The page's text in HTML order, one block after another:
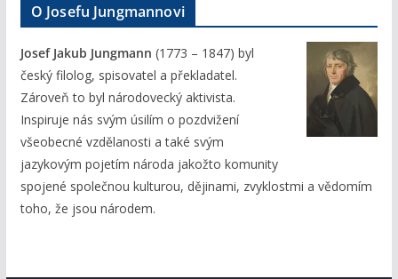
O Josefu Jungmannovi
Josef Jakub Jungmann (1773 – 1847) byl
český filolog, spisovatel a překladatel.
Zároveň to byl národovecký aktivista.
Inspiruje nás svým úsilím o pozdvižení
všeobecné vzdělanosti a také svým
jazykovým pojetím národa jakožto komunity
spojené společnou kulturou, dějinami, zvyklostmi a vědomím
toho, že jsou národem.